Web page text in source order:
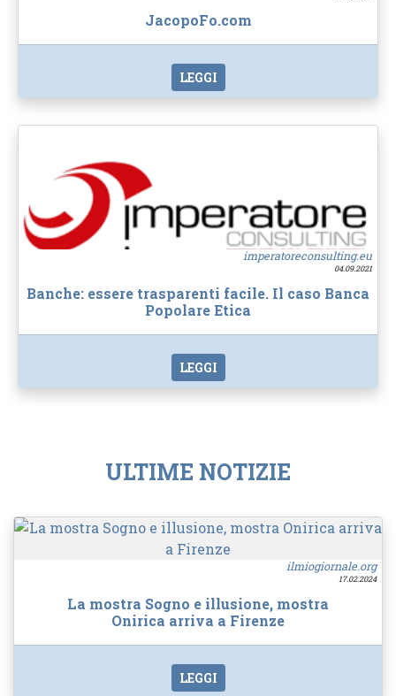
JacopoFo.com
LEGGI
imperatoreconsulting.eu
04.09.2021
Banche: essere trasparenti facile. Il caso Banca
Popolare Etica
LEGGI
ULTIME NOTIZIE
ilmiogiornale.org
17.02.2024
La mostra Sogno e illusione, mostra
Onirica arriva a Firenze
LEGGI